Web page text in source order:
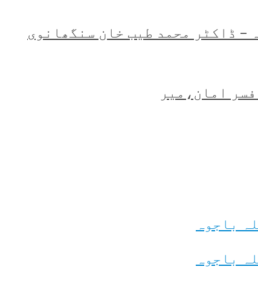
– ڈاکٹر محمد طیب خان سنگھانوی
امان،میر
باجوہ
باجوہ